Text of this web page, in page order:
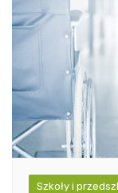
Szkoły i